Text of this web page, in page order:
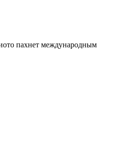
пахнет международным